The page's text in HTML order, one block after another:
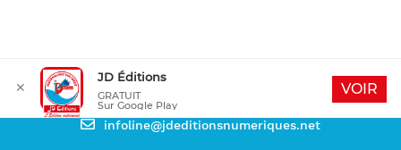
Besoin d'aide
infoline@jdeditionsnumeriques.net
✕
JD Éditions
GRATUIT
Sur Google Play
VOIR